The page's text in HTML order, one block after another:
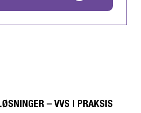
– VVS I PRAKSIS